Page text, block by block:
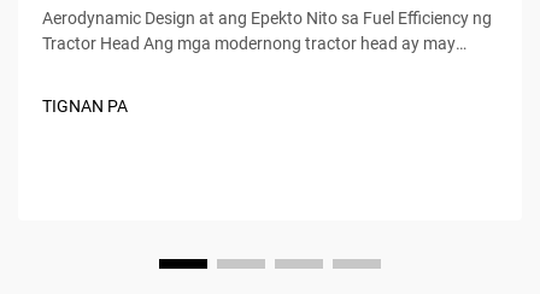
Aerodynamic Design at ang Epekto Nito sa Fuel Efficiency ng
Tractor Head Ang mga modernong tractor head ay may
TIGNAN PA